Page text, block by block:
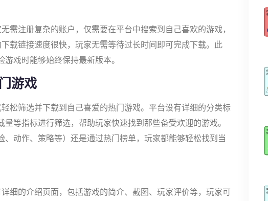
需注册复杂的账户，仅需要在平台中搜索到自己喜欢的游戏，
载链接速度很快，玩家无需等待过长时间即可完成下载。此
戏时能够始终保持最新版本。
游戏
松筛选并下载到自己喜爱的热门游戏。平台设有详细的分类标
等指标进行筛选，帮助玩家快速找到那些备受欢迎的游戏。
动作、策略等）还是通过热门榜单，玩家都能够轻松找到当
细的介绍页面，包括游戏的简介、截图、玩家评价等，玩家可